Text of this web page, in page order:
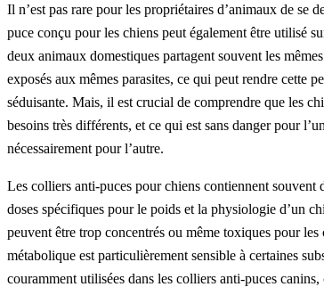
Il n’est pas rare pour les propriétaires d’animaux de se
puce conçu pour les chiens peut également être utilisé
deux animaux domestiques partagent souvent les
exposés aux mêmes parasites, ce qui peut rendre cette
séduisante. Mais, il est crucial de comprendre que les
besoins très différents, et ce qui est sans danger pour
nécessairement pour l’autre.
Les colliers anti-puces pour chiens contiennent souvent
doses spécifiques pour le poids et la physiologie d’un
peuvent être trop concentrés ou même toxiques pour les
métabolique est particulièrement sensible à certaines
couramment utilisées dans les colliers anti-puces